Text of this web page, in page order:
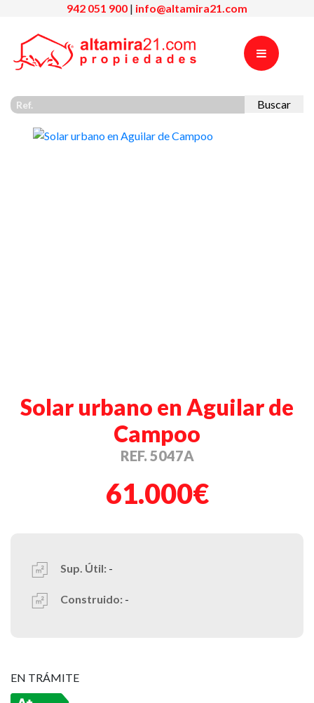
942 051 900 | info@altamira21.com
Buscar
Solar urbano en Aguilar de
Campoo
REF. 5047A
61.000€
Sup. Útil: -
Construido: -
EN TRÁMITE